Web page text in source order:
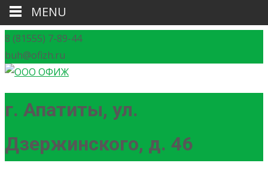
8 (81555) 7-89-44
buh@ofizh.ru
г. Апатиты, ул.
Дзержинского, д. 46
MENU